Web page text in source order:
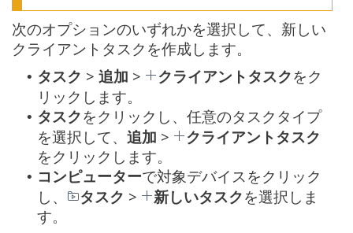
次のオプションのいずれかを選択して、新しい
クライアントタスクを作成します。
• タスク > 追加 > クライアントタスクをク
リックします。
• タスクをクリックし、任意のタスクタイプ
を選択して、 追加 >
クライアントタスク
をクリックします。
• コンピューターで対象デバイスをクリック
し、
タスク > 新しいタスクを選択しま
す。